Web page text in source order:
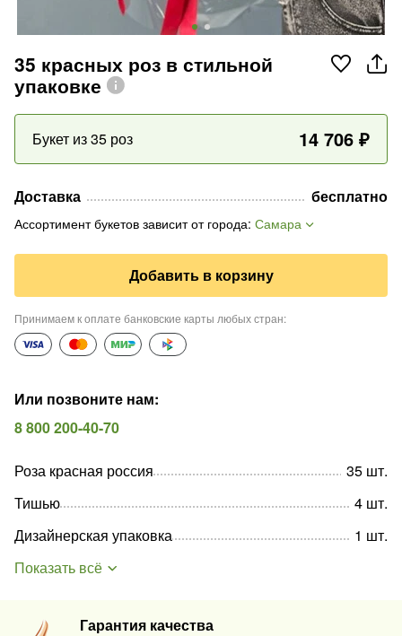
35 красных роз в стильной
упаковке
Букет из 35 роз 14 706 ₽
Доставка бесплатно
Ассортимент букетов зависит от города: Самара
Добавить в корзину
Принимаем к оплате банковские карты любых стран:
Или позвоните нам:
8 800 200-40-70
Гарантия качества
Роза красная россия 35 шт.
Тишью
4 шт.
Дизайнерская упаковка
1 шт.
Показать всё